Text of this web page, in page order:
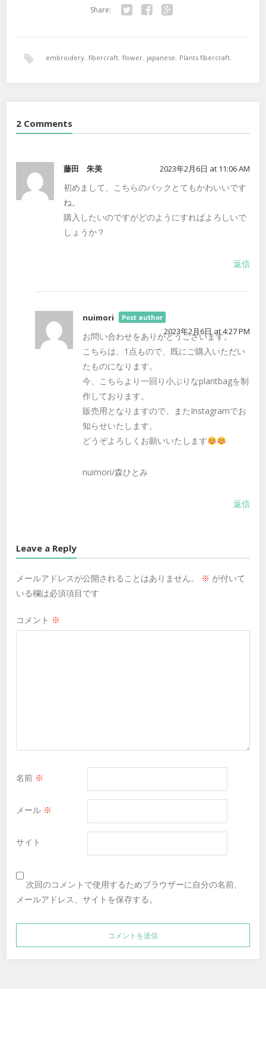
Share:
embroidery, fibercraft, flower, japanese, Plants fibercraft,
2 Comments
藤田 朱美 2023年2月6日 at 11:06 AM
初めまして、こちらのバックとてもかわいいです
ね。
購入したいのですがどのようにすればよろしいで
しょうか？
返信
nuimori Post author
2023年2月6日 at 4:27 PM
お問い合わせをありがとうございます。
こちらは、1点もので、既にご購入いただい
たものになります。
今、こちらより一回り小ぶりなplantbagを制
作しております。
販売用となりますので、またInstagramでお
知らせいたします。
どうぞよろしくお願いいたします
nuimori/森ひとみ
返信
Leave a Reply
メールアドレスが公開されることはありません。 ※ が付いて
いる欄は必須項目です
コメント ※
名前 ※
メール ※
サイト
次回のコメントで使用するためブラウザーに自分の名前、
メールアドレス、サイトを保存する。